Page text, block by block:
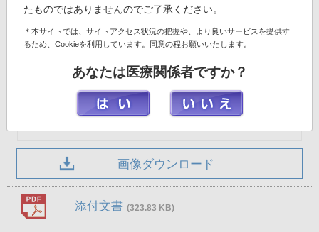
画像ダウンロード
添付文書 (323.83 KB)
たものではありませんのでご了承ください。
＊本サイトでは、サイトアクセス状況の把握や、より良いサービスを提供す
るため、Cookieを利用しています。同意の程お願いいたします。
あなたは医療関係者ですか？